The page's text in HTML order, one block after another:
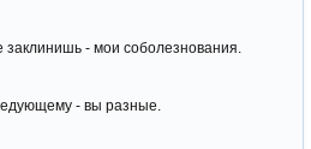
заклинишь - мои соболезнования.
- вы разные.